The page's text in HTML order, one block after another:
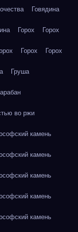
Говядина
Горох Горох
Горох Горох
Груша
во ржи
камень
камень
камень
камень
камень